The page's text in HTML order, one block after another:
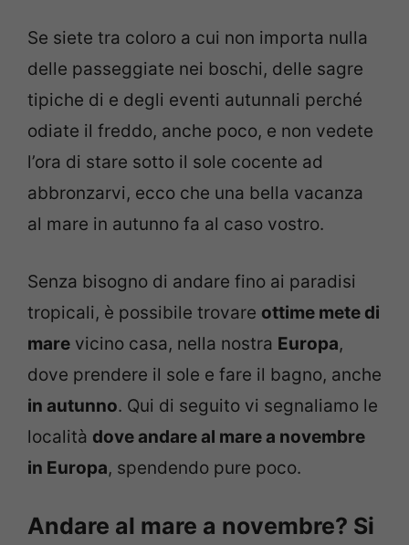
Se siete tra coloro a cui non importa nulla
delle passeggiate nei boschi, delle sagre
tipiche di e degli eventi autunnali perché
odiate il freddo, anche poco, e non vedete
l’ora di stare sotto il sole cocente ad
abbronzarvi, ecco che una bella vacanza
al mare in autunno fa al caso vostro.
Senza bisogno di andare fino ai paradisi
tropicali, è possibile trovare ottime mete di
mare vicino casa, nella nostra Europa,
dove prendere il sole e fare il bagno, anche
in autunno. Qui di seguito vi segnaliamo le
località dove andare al mare a novembre
in Europa, spendendo pure poco.
Andare al mare a novembre? Si